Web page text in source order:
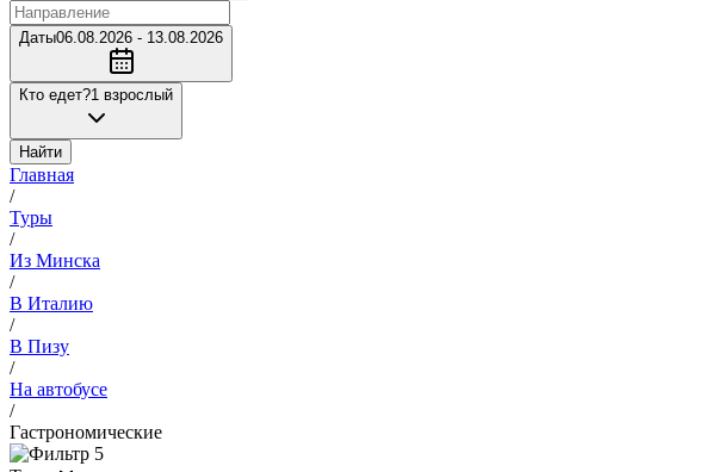
Даты06.08.2026 - 13.08.2026
Кто едет?1 взрослый
Найти
Главная
/
Туры
/
Из Минска
/
В Италию
/
В Пизу
/
На автобусе
/
Гастрономические
5